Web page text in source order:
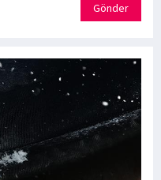
Gönder